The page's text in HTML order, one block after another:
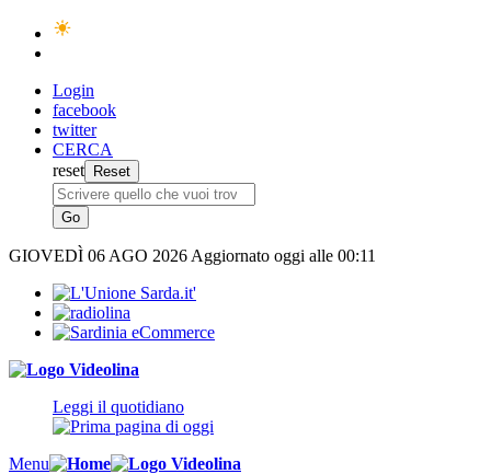
Login
facebook
twitter
CERCA
reset
GIOVEDÌ 06 AGO 2026 Aggiornato oggi alle 00:11
Leggi il quotidiano
Menu